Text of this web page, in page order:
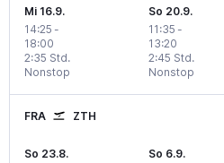
Mi 16.9.
14:25 -
18:00
Nonstop
2:35 Std.
So 20.9.
11:35 -
13:20
Nonstop
2:45 Std.
FRA ZTH
So 23.8.
So 6.9.